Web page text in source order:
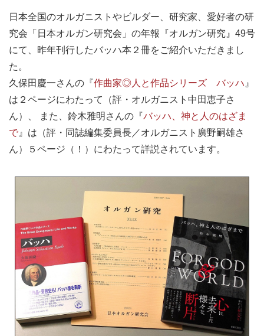
日本全国のオルガニストやビルダー、研究家、愛好者の研
究会「日本オルガン研究会」の年報『オルガン研究』49号
にて、昨年刊行したバッハ本２冊をご紹介いただきまし
た。
久保田慶一さんの『作曲家◎人と作品シリーズ バッハ 』
は２ページにわたって（評・オルガニスト中田恵子さ
ん）、 また、鈴木雅明さんの『バッハ、神と人のはざま
で 』は（評・同誌編集委員長／オルガニスト廣野嗣雄さ
ん）５ページ（！）にわたって詳説されています。